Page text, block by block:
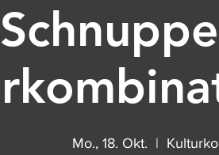
Mo., 18. Okt.
  |